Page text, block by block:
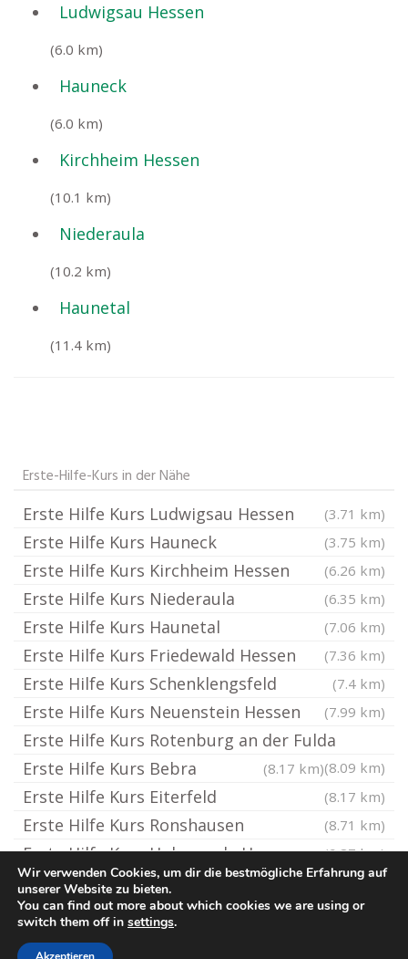
Ludwigsau Hessen
(6.0 km)
Hauneck
(6.0 km)
Kirchheim Hessen
(10.1 km)
Niederaula
(10.2 km)
Haunetal
(11.4 km)
Erste-Hilfe-Kurs in der Nähe
Erste Hilfe Kurs Ludwigsau Hessen (3.71 km)
Erste Hilfe Kurs Hauneck (3.75 km)
Erste Hilfe Kurs Kirchheim Hessen (6.26 km)
Erste Hilfe Kurs Niederaula (6.35 km)
Erste Hilfe Kurs Haunetal (7.06 km)
Erste Hilfe Kurs Friedewald Hessen (7.36 km)
Erste Hilfe Kurs Schenklengsfeld (7.4 km)
Erste Hilfe Kurs Neuenstein Hessen (7.99 km)
Erste Hilfe Kurs Rotenburg an der Fulda
(8.09 km)
Erste Hilfe Kurs Bebra (8.17 km)
Erste Hilfe Kurs Eiterfeld (8.17 km)
Erste Hilfe Kurs Ronshausen (8.71 km)
Erste Hilfe Kurs Hohenroda Hessen (9.87 km)
© Erste-Hilfe-Kurs.rocks
Impressum / Datenschutz
Wir verwenden Cookies, um dir die bestmögliche Erfahrung auf
unserer Website zu bieten.
You can find out more about which cookies we are using or
switch them off in settings.